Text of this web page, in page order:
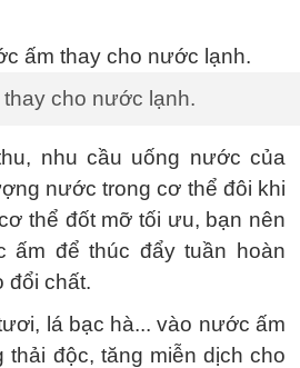
cho nước lạnh.
nhu cầu uống nước của
nước trong cơ thể đôi khi
thể đốt mỡ tối ưu, bạn nên
ấm để thúc đẩy tuần hoàn
đổi chất.
lá bạc hà... vào nước ấm
thải độc, tăng miễn dịch cho